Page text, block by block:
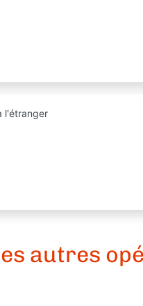
l'étranger
autres